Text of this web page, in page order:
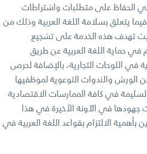
في الحفاظ على متطلبات واشتراطات
يتعلق بسلامة اللغة العربية وذلك من
تهدف هذه الخدمة على تشجيع
في حماية اللغة العربية عن طريق
في اللوحات التجارية، بالإضافة لحرص
الورش والندوات التوعوية لموظفيها
في كافة الممارسات الاقتصادية
جهودها في الآونة الأخيرة في هذا
الالتزام بقواعد اللغة العربية في